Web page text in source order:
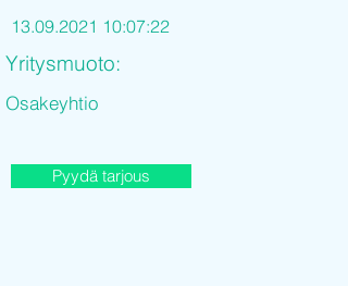
13.09.2021 10:07:22
Yritysmuoto:
Osakeyhtio
Pyydä tarjous